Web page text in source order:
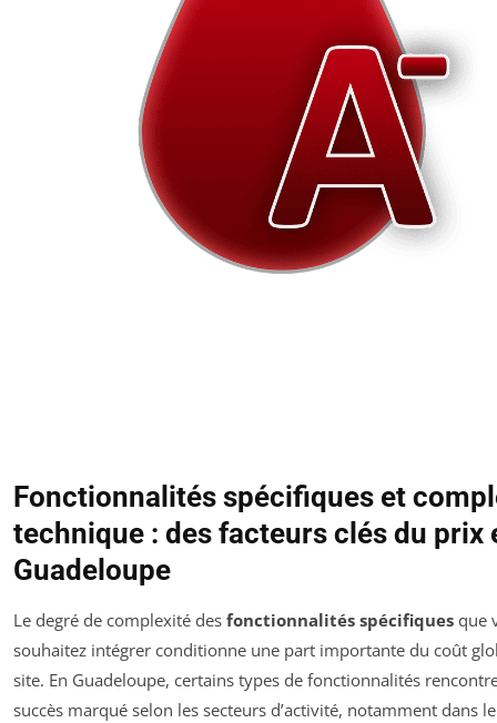
Fonctionnalités spécifiques et
technique : des facteurs clés du prix
Guadeloupe
Le degré de complexité des fonctionnalités spécifiques que
souhaitez intégrer conditionne une part importante du coût
site. En Guadeloupe, certains types de fonctionnalités
succès marqué selon les secteurs d’activité, notamment dans le